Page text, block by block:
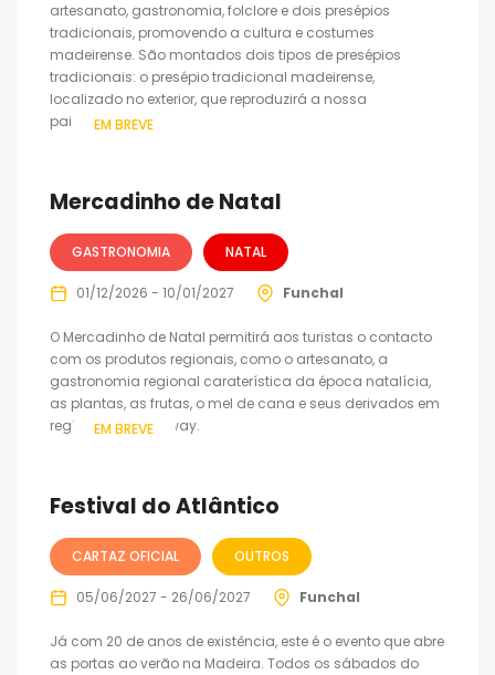
artesanato, gastronomia, folclore e dois presépios
tradicionais, promovendo a cultura e costumes
madeirense. São montados dois tipos de presépios
tradicionais: o presépio tradicional madeirense,
localizado no exterior, que reproduzirá a nossa
paisagem...
EM BREVE
Mercadinho de Natal
GASTRONOMIA NATAL
01/12/2026 - 10/01/2027 Funchal
O Mercadinho de Natal permitirá aos turistas o contacto
com os produtos regionais, como o artesanato, a
gastronomia regional caraterística da época natalícia,
as plantas, as frutas, o mel de cana e seus derivados em
regime de take-away.
EM BREVE
Festival do Atlântico
CARTAZ OFICIAL OUTROS
05/06/2027 - 26/06/2027 Funchal
Já com 20 de anos de existência, este é o evento que abre
as portas ao verão na Madeira. Todos os sábados do